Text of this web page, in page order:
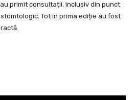
primit consultații, inclusiv din punct
Tot în prima ediție au fost